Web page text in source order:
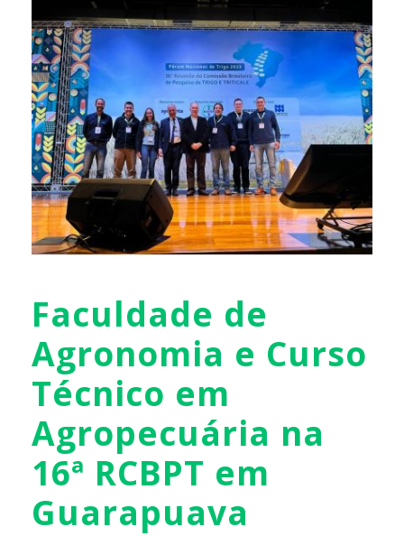
Faculdade de
Agronomia e Curso
Técnico em
Agropecuária na
16ª RCBPT em
Guarapuava